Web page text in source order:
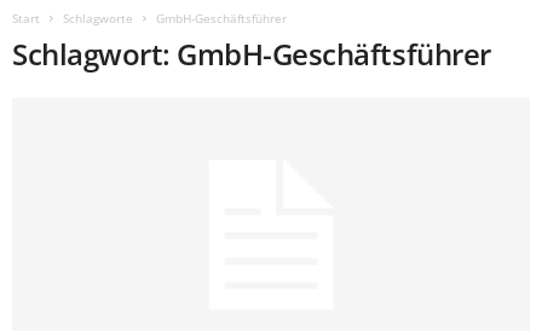
Start Schlagworte GmbH-Geschäftsführer
Schlagwort: GmbH-Geschäftsführer